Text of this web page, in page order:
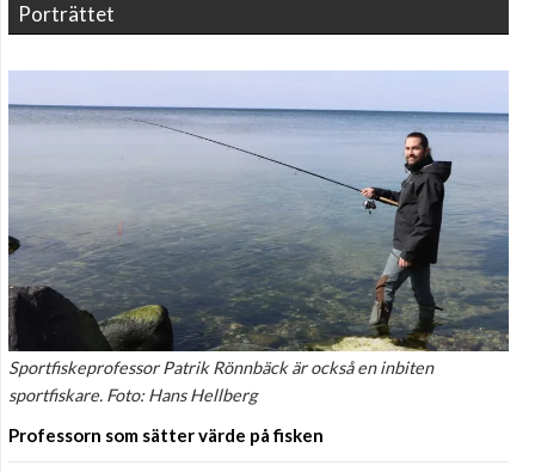
Porträttet
Sportfiskeprofessor Patrik Rönnbäck är också en inbiten
sportfiskare. Foto: Hans Hellberg
Professorn som sätter värde på fisken